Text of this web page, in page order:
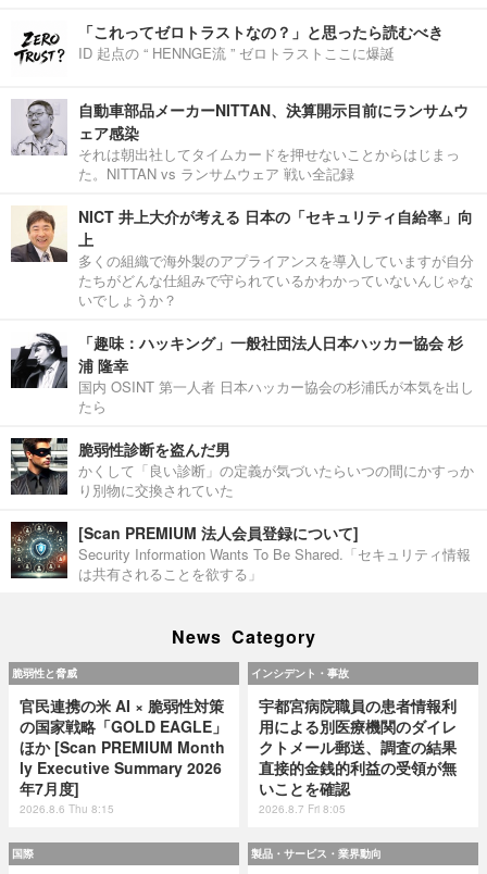
「これってゼロトラストなの？」と思ったら読むべき
ID 起点の “ HENNGE流 ” ゼロトラストここに爆誕
自動車部品メーカーNITTAN、決算開示目前にランサムウ
ェア感染
それは朝出社してタイムカードを押せないことからはじまっ
た。NITTAN vs ランサムウェア 戦い全記録
NICT 井上大介が考える 日本の「セキュリティ自給率」向
上
多くの組織で海外製のアプライアンスを導入していますが自分
たちがどんな仕組みで守られているかわかっていないんじゃな
いでしょうか？
「趣味：ハッキング」一般社団法人日本ハッカー協会 杉
浦 隆幸
国内 OSINT 第一人者 日本ハッカー協会の杉浦氏が本気を出し
たら
脆弱性診断を盗んだ男
かくして「良い診断」の定義が気づいたらいつの間にかすっか
り別物に交換されていた
[Scan PREMIUM 法人会員登録について]
Security Information Wants To Be Shared.「セキュリティ情報
は共有されることを欲する」
News Category
脆弱性と脅威
官民連携の米 AI × 脆弱性対策
の国家戦略「GOLD EAGLE」
ほか [Scan PREMIUM Month
ly Executive Summary 2026
年7月度]
2026.8.6 Thu 8:15
インシデント・事故
宇都宮病院職員の患者情報利
用による別医療機関のダイレ
クトメール郵送、調査の結果
直接的金銭的利益の受領が無
いことを確認
2026.8.7 Fri 8:05
国際 製品・サービス・業界動向